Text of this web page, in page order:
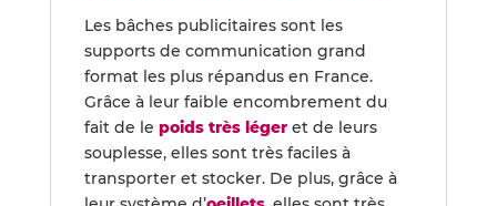
Les bâches publicitaires sont les
supports de communication grand
format les plus répandus en France.
Grâce à leur faible encombrement du
fait de le poids très légeret de leurs
souplesse, elles sont très faciles à
transporter et stocker. De plus, grâce à